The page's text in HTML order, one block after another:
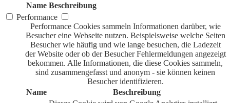
Name Beschreibung
Performance
Performance Cookies sammeln Informationen darüber, wie
Besucher eine Webseite nutzen. Beispielsweise welche Seiten
Besucher wie häufig und wie lange besuchen, die Ladezeit
der Website oder ob der Besucher Fehlermeldungen angezeigt
bekommen. Alle Informationen, die diese Cookies sammeln,
sind zusammengefasst und anonym - sie können keinen
Besucher identifizieren.
Name
Beschreibung